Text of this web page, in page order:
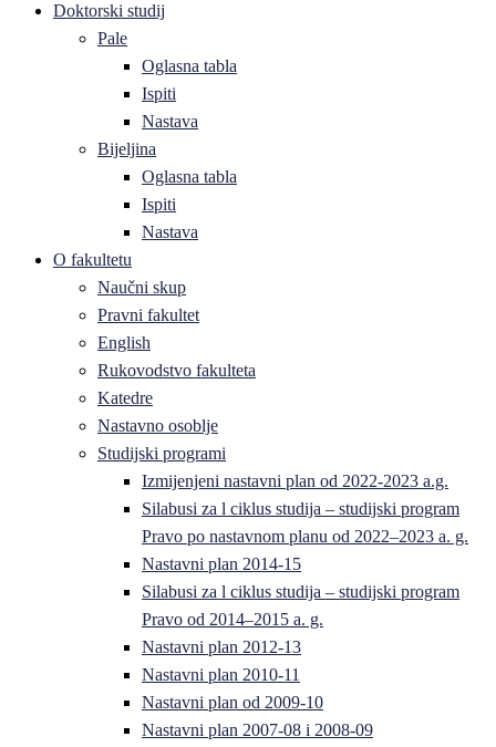
Doktorski studij
Pale
Oglasna tabla
Ispiti
Nastava
Bijeljina
Oglasna tabla
Ispiti
Nastava
O fakultetu
Naučni skup
Pravni fakultet
English
Rukovodstvo fakulteta
Katedre
Nastavno osoblje
Studijski programi
Izmijenjeni nastavni plan od 2022-2023 a.g.
Silabusi za l ciklus studija – studijski program
Pravo po nastavnom planu od 2022–2023 a. g.
Nastavni plan 2014-15
Silabusi za l ciklus studija – studijski program
Pravo od 2014–2015 a. g.
Nastavni plan 2012-13
Nastavni plan 2010-11
Nastavni plan od 2009-10
Nastavni plan 2007-08 i 2008-09